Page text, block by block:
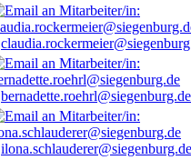
bernadette.roehrl@siegenburg.de
ilona.schlauderer@siegenburg.de